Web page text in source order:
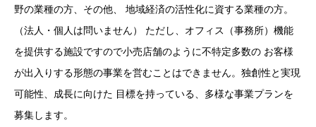
野の業種の方、その他、 地域経済の活性化に資する業種の方。
（法人・個人は問いません） ただし、オフィス（事務所）機能
を提供する施設ですので小売店舗のように不特定多数の お客様
が出入りする形態の事業を営むことはできません。独創性と実現
可能性、成長に向けた 目標を持っている、多様な事業プランを
募集します。